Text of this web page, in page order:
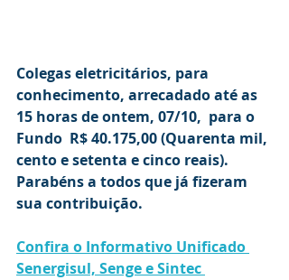
Colegas eletricitários, para
conhecimento, arrecadado até as
15 horas de ontem, 07/10,  para o
Fundo  R$ 40.175,00 (Quarenta mil,
cento e setenta e cinco reais).
Parabéns a todos que já fizeram
Confira o Informativo Unificado
Senergisul, Senge e Sintec